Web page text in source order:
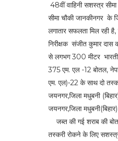
48वीं वाहिनी सशस्त्र
सीमा चौकी जानकीनगर के
लगातार सफलता मिल रही
निरीक्षक संजीत कुमार दास
से लगभग 300 मीटर
375 एम. एल -12 बोतल,
एम. एल)-22 के साथ दो
जयनगर,जिला मधुबनी
जयनगर,जिला
जब्त की गई शराब की
तस्करी रोकने के लिए